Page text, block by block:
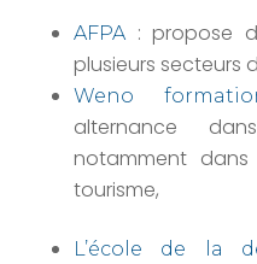
AFPA: propose
plusieurs secteurs
Weno
alternance
notamment
tourisme,
L’école de la